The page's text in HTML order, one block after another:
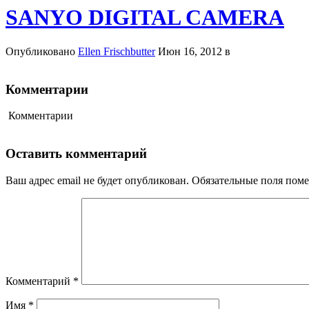
SANYO DIGITAL CAMERA
Опубликовано Ellen FrischbutterИюн 16, 2012 в
Комментарии
Комментарии
Оставить комментарий
Ваш адрес email не будет опубликован. Обязательные поля
Комментарий *
Имя *